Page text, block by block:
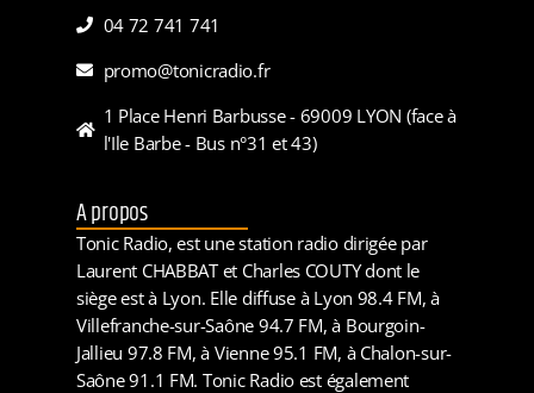
04 72 741 741
promo@tonicradio.fr
1 Place Henri Barbusse - 69009 LYON (face à
l'Ile Barbe - Bus n°31 et 43)
A propos
Tonic Radio, est une station radio dirigée par
Laurent CHABBAT et Charles COUTY dont le
siège est à Lyon. Elle diffuse à Lyon 98.4 FM, à
Villefranche-sur-Saône 94.7 FM, à Bourgoin-
Jallieu 97.8 FM, à Vienne 95.1 FM, à Chalon-sur-
Saône 91.1 FM. Tonic Radio est également